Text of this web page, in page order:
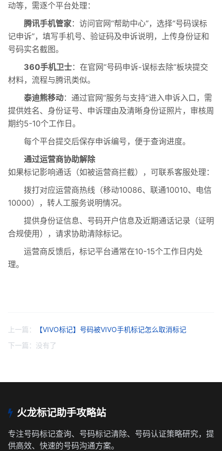
动等，需逐个平台处理：
腾讯手机管家‌：访问官网“帮助中心”，选择“号码误标
记申诉”，填写手机号、验证码及申诉说明，上传身份证和
号码实名截图。‌
360手机卫士‌：在官网“号码申诉-误标去除”板块提交
材料，流程与腾讯类似。‌
泰迪熊移动‌：通过官网“服务与支持”进入申诉入口，需
提供姓名、身份证号、申诉理由及清晰身份证照片，审核周
期约5-10个工作日。‌
每个平台提交后保存申诉编号，便于查询进度。
通过运营商协助解除
如果标记影响通话（如被运营商拦截），可联系客服处理：
拨打对应运营商热线（移动10086、联通10010、电信
10000），转人工服务说明情况。
提供身份证信息、号码开户信息及近期通话记录（证明
合规使用），请求协助清除标记。‌
运营商反馈后，标记平台通常在10-15个工作日内处
理。
上一篇：
【VIVO标记】号码被VIVO手机标记怎么取消标记
下一篇： 没有了
火龙标记助手攻略站
专注号码标记查询、 号码标记清除、 号码认证策略研究，提
供高效、快速的号码沟通方案。